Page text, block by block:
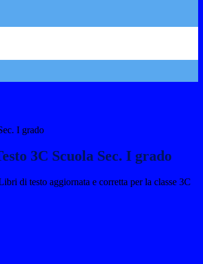
I grado
3C Scuola Sec. I grado
di testo aggiornata e corretta per la classe 3C